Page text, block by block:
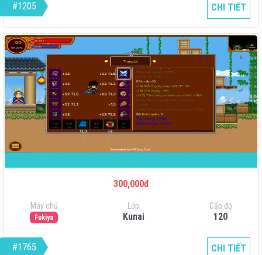
#1205 CHI TIẾT
...
300,000đ
Máy chủ
Fukiya
Lớp
Kunai
Cấp độ
120
#1765 CHI TIẾT